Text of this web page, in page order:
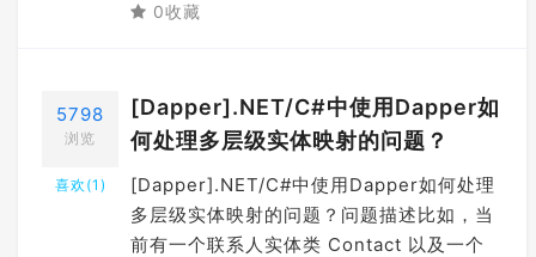
0收藏
5798
浏览
喜欢(1 )
[Dapper].NET/C#中使用Dapper如
何处理多层级实体映射的问题？
[Dapper].NET/C#中使用Dapper如何处理
多层级实体映射的问题？问题描述比如，当
前有一个联系人实体类 Contact 以及一个